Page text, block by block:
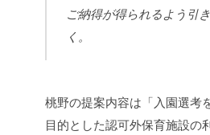
ご納得が得られるよう引
く。
桃野の提案内容は「入園選考
目的とした認可外保育施設の